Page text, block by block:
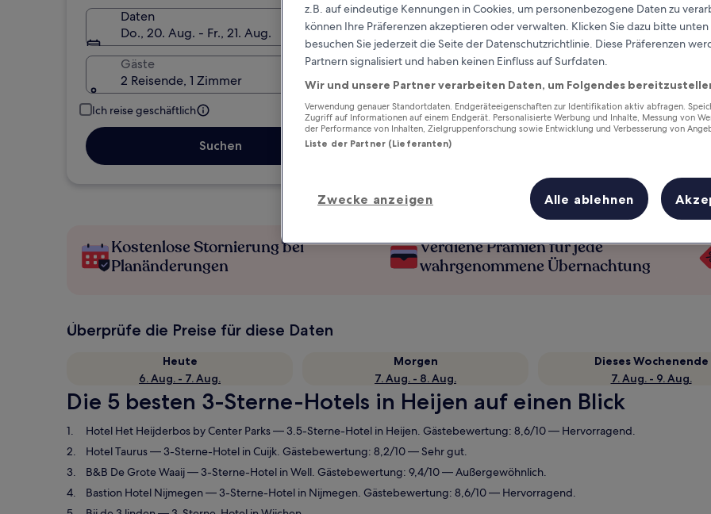
Daten
Do., 20. Aug. - Fr., 21. Aug.
Gäste
2 Reisende, 1 Zimmer
Ich reise geschäftlich
Suchen
Kostenlose Stornierung bei
Planänderungen
Verdiene Prämien für jede
wahrgenommene Übernachtung
Überprüfe die Preise für diese Daten
Heute
6. Aug. - 7. Aug.
Morgen
7. Aug. - 8. Aug.
Dieses Wochenende
7. Aug. - 9. Aug.
Die 5 besten 3-Sterne-Hotels in Heijen auf einen Blick
Hotel Het Heijderbos by Center Parks— 3.5-Sterne-Hotel in Heijen. Gästebewertung: 8,6/10 — Hervorragend.
Hotel Taurus— 3-Sterne-Hotel in Cuijk. Gästebewertung: 8,2/10 — Sehr gut.
B&B De Grote Waaij— 3-Sterne-Hotel in Well. Gästebewertung: 9,4/10 — Außergewöhnlich.
Bastion Hotel Nijmegen— 3-Sterne-Hotel in Nijmegen. Gästebewertung: 8,6/10 — Hervorragend.
z.B. auf eindeutige Kennungen in Cookies, um personenbezogene Daten zu
können Ihre Präferenzen akzeptieren oder verwalten. Klicken Sie dazu bitte
besuchen Sie jederzeit die Seite der Datenschutzrichtlinie. Diese Präferenzen
Partnern signalisiert und haben keinen Einfluss auf Surfdaten.
Wir und unsere Partner verarbeiten Daten, um Folgendes
Verwendung genauer Standortdaten. Endgeräteeigenschaften zur Identifikation aktiv abfragen.
Zugriff auf Informationen auf einem Endgerät. Personalisierte Werbung und Inhalte, Messung von
der Performance von Inhalten, Zielgruppenforschung sowie Entwicklung und Verbesserung von
Liste der Partner (Lieferanten)
Zwecke anzeigen Alle ablehnen